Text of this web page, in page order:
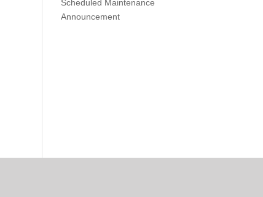
Scheduled Maintenance
Announcement